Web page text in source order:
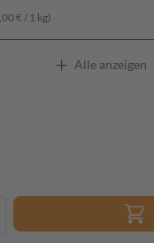
€ / 1 kg)
Alle anzeigen